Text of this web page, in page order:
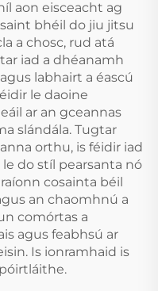
aon eisceacht ag
bhéil do jiu jitsu
a chosc, rud atá
iad a dhéanamh
labhairt a éascú
le daoine
ar an gceannas
slándála. Tugtar
orthu, is féidir iad
do stíl pearsanta nó
cosainta béil
an chaomhnú a
comórtas a
agus feabhsú ar
Is ionramhaid is